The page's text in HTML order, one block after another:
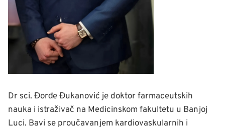
Dr sci. Đorđe Đukanović je doktor farmaceutskih
nauka i istraživač na Medicinskom fakultetu u Banjoj
Luci. Bavi se proučavanjem kardiovaskularnih i